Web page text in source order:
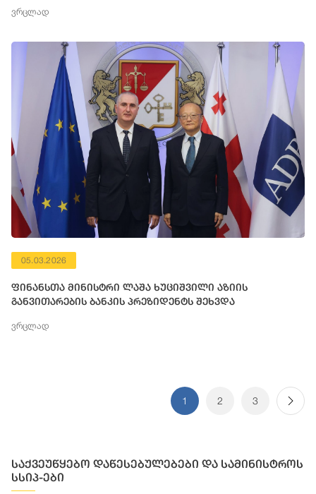
ვრცლად
05.03.2026
ფინანსთა მინისტრი ლაშა ხუციშვილი აზიის
განვითარების ბანკის პრეზიდენტს შეხვდა
ვრცლად
1 2 3
საქვეუწყებო დაწესებულებები და სამინისტროს
სსიპ-ები